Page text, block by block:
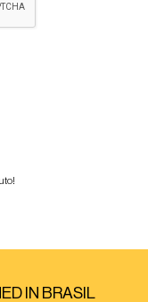
IN BRASIL